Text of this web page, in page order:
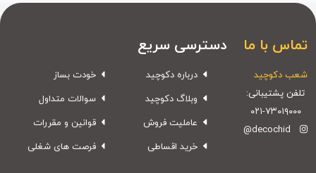
تماس با ما
شعب دکوچید
تلفن پشتیبانی:
۰۲۱-۷۳۰۱۹۰۰۰
@decochid
دسترسی سریع
درباره دکوچید
وبلاگ دکوچید
عاملیت فروش
خرید اقساطی
خودت بساز
سوالات متداول
قوانین و مقررات
فرصت های شغلی